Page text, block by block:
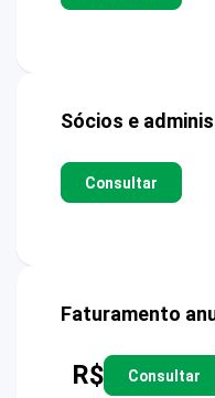
Sócios e
Consultar
Faturamento
R$ Consultar